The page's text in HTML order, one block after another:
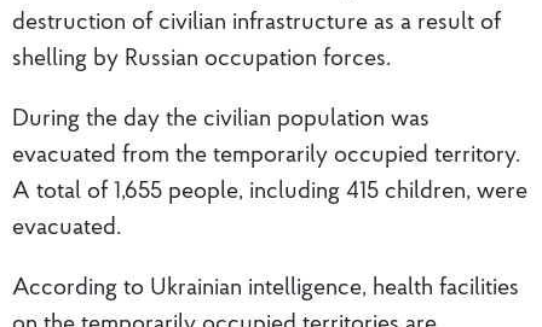
destruction of civilian infrastructure as a result of
shelling by Russian occupation forces.
During the day the civilian population was
evacuated from the temporarily occupied territory.
A total of 1,655 people, including 415 children, were
evacuated.
According to Ukrainian intelligence, health facilities